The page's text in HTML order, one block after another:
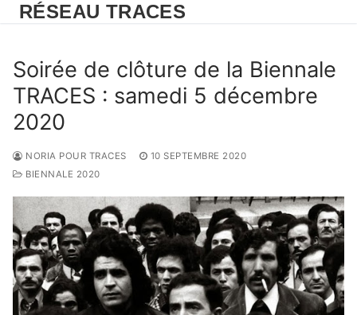
RÉSEAU TRACES
Soirée de clôture de la Biennale
TRACES : samedi 5 décembre
2020
NORIA POUR TRACES
10 SEPTEMBRE 2020
BIENNALE 2020